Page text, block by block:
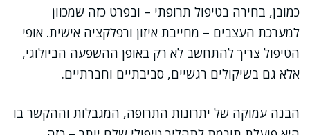
כמובן, בחירה בטיפול תרופתי – ובפרט כזה שמכוון
למערכת העצבים – מחייבת איזון ורפלקציה אישית. אופי
הטיפול צריך להתחשב לא רק באופן ההשפעה הביולוגי,
אלא גם בשיקולים רגשיים, סביבתיים וחברתיים.
הבנה עמוקה של יתרונות התרופה, המגבלות וההקשר בו